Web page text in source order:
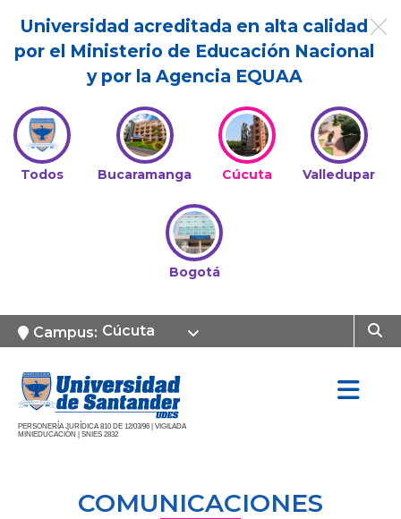
Universidad acreditada en alta calidad
por el Ministerio de Educación Nacional
y por la Agencia EQUAA
Todos Bucaramanga Cúcuta Valledupar
Bogotá
Campus: Cúcuta
PERSONERÍA JURÍDICA 810 DE 12/03/96 | VIGILADA
MINIEDUCACIÓN | SNIES 2832
COMUNICACIONES